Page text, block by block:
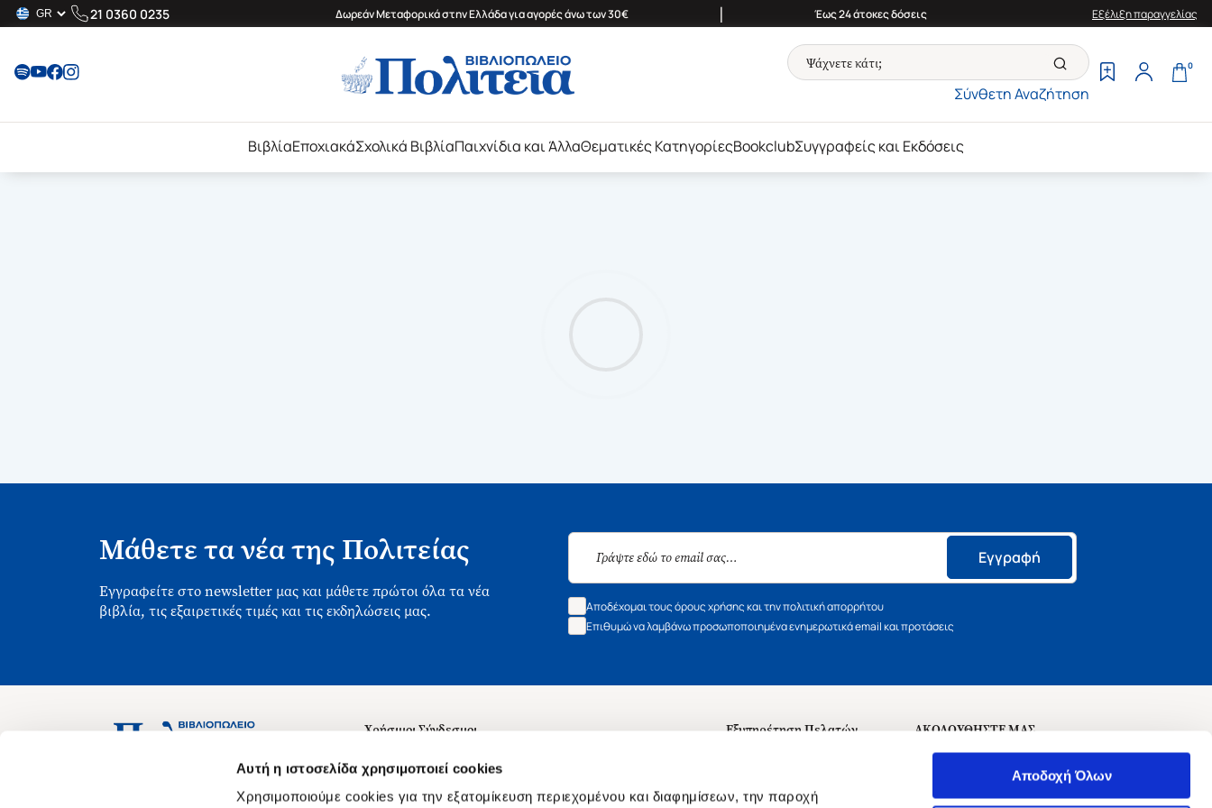
Αυτή η ιστοσελίδα χρησιμοποιεί cookies
Χρησιμοποιούμε cookies για την εξατομίκευση περιεχομένου και διαφημίσεων, την παροχή
Αποδοχή Όλων
21 0360 0235 Δωρεάν Μεταφορικά στην Ελλάδα για αγορές άνω των 30€ | Έως 24 άτοκες δόσεις Εξέλιξη παραγγελίας
Σύνθετη Αναζήτηση
0
ΒιβλίαΕποχιακάΣχολικά ΒιβλίαΠαιχνίδια και ΆλλαΘεματικές ΚατηγορίεςBookclubΣυγγραφείς και Εκδόσεις
Μάθετε τα νέα της Πολιτείας
Εγγραφείτε στο newsletter μας και μάθετε πρώτοι όλα τα νέα
βιβλία, τις εξαιρετικές τιμές και τις εκδηλώσεις μας.
Εγγραφή
Αποδέχομαι τους όρους χρήσης και την πολιτική απορρήτου
Επιθυμώ να λαμβάνω προσωποποιημένα ενημερωτικά email και προτάσεις
Ασκληπιού 1-3, Αθήνα 106 79
Χρήσιμοι Σύνδεσμοι
Σχετικά με εμάς
Θέσεις Εργασίας
Εξυπηρέτηση Πελατών
ΑΚΟΛΟΥΘΗΣΤΕ ΜΑΣ